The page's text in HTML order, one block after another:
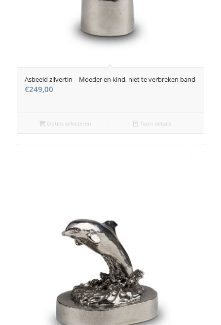
Asbeeld zilvertin – Moeder en kind, niet te verbreken band
€249,00
Opties selecteren Toon details